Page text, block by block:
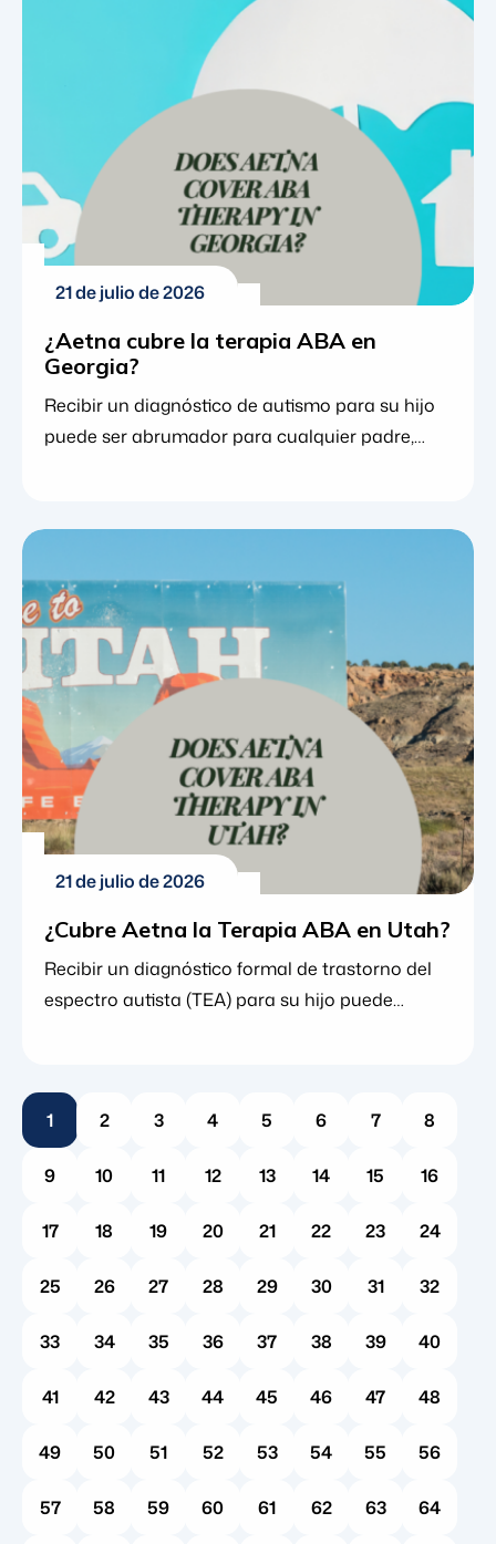
21 de julio de 2026
¿Aetna cubre la terapia ABA en
Georgia?
Recibir un diagnóstico de autismo para su hijo
puede ser abrumador para cualquier padre,
muchas familias, el análisis conductual
proporcionando un enfoque basado en
evidencia que ayuda a los niños a desarrollar
habilidades vitales de comunicación, sociales y
de la vida diaria. Sin embargo, debido a […]
21 de julio de 2026
¿Cubre Aetna la Terapia ABA en Utah?
Recibir un diagnóstico formal de trastorno del
espectro autista (TEA) para su hijo puede
intervenciones que cambian la vida, como el
análisis conductual aplicado (terapia ABA),
también introduce una serie de obstáculos
administrativos. Para muchas familias, la
1 2 3 4 5 6 7 8
9 10 11 12 13 14 15 16
17 18 19 20 21 22 23 24
25 26 27 28 29 30 31 32
33 34 35 36 37 38 39 40
41 42 43 44 45 46 47 48
49 50 51 52 53 54 55 56
57 58 59 60 61 62 63 64